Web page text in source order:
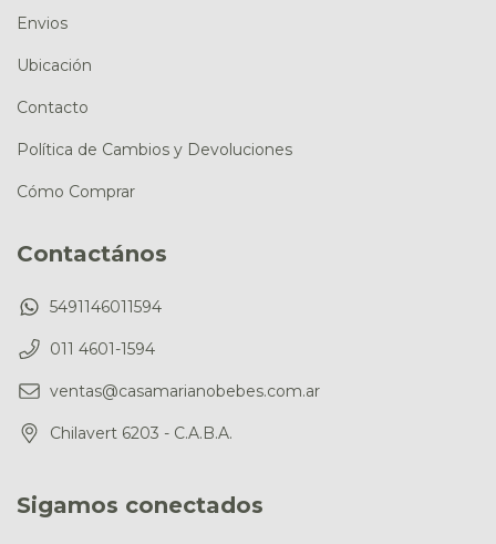
Envios
Ubicación
Contacto
Política de Cambios y Devoluciones
Cómo Comprar
Contactános
5491146011594
011 4601-1594
ventas@casamarianobebes.com.ar
Chilavert 6203 - C.A.B.A.
Sigamos conectados